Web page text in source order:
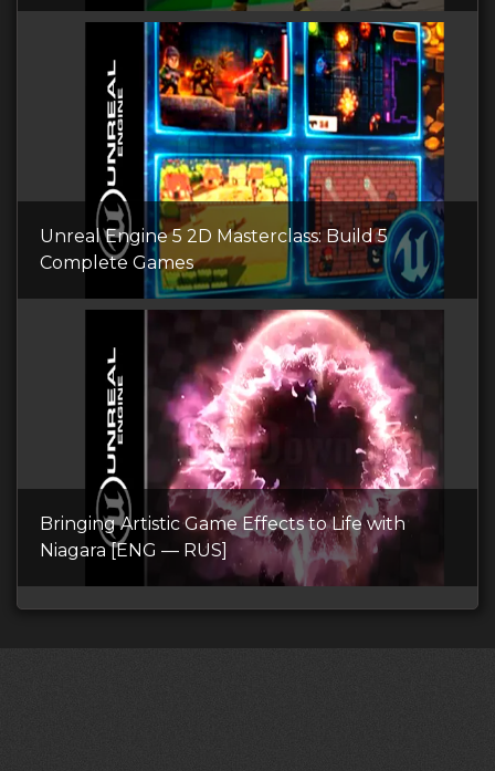
Unreal Engine 5 2D Masterclass: Build 5
Complete Games
Bringing Artistic Game Effects to Life with
Niagara [ENG — RUS]